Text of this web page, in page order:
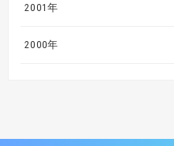
2001年
2000年